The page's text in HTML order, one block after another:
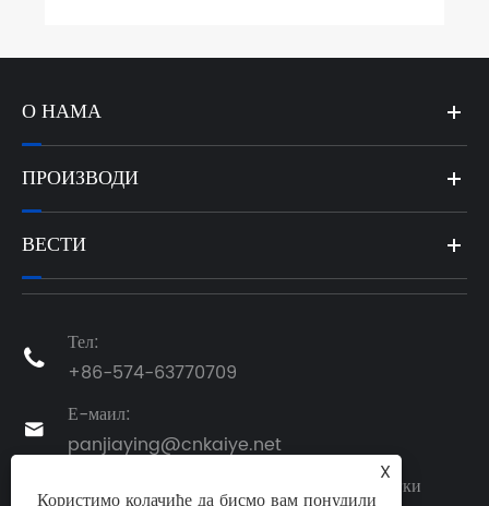
О НАМА
ПРОИЗВОДИ
ВЕСТИ

Тел:
+86-574-63770709

Е-маил:
panjiaying@cnkaiye.net
Адреса: бр. 25, Хуанцхенг Вест Роад, Зхангки
X